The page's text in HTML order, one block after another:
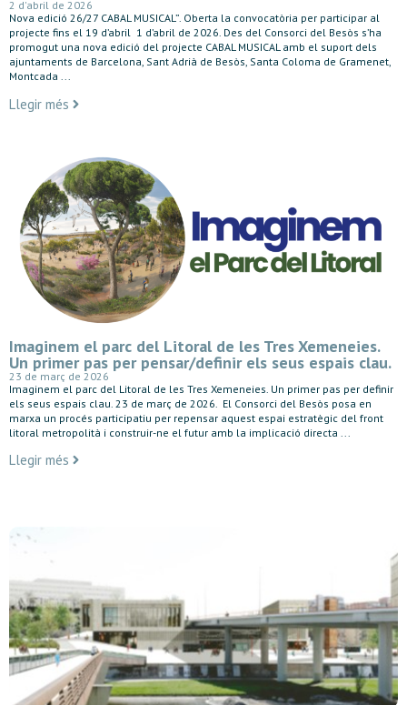
2 d'abril de 2026
Nova edició 26/27 CABAL MUSICAL”. Oberta la convocatòria per participar al
projecte fins el 19 d’abril 1 d’abril de 2026. Des del Consorci del Besòs s’ha
promogut una nova edició del projecte CABAL MUSICAL amb el suport dels
ajuntaments de Barcelona, Sant Adrià de Besòs, Santa Coloma de Gramenet,
Montcada ...
Llegir més
Imaginem el parc del Litoral de les Tres Xemeneies.
Un primer pas per pensar/definir els seus espais clau.
23 de març de 2026
Imaginem el parc del Litoral de les Tres Xemeneies. Un primer pas per definir
els seus espais clau. 23 de març de 2026. El Consorci del Besòs posa en
marxa un procés participatiu per repensar aquest espai estratègic del front
litoral metropolità i construir-ne el futur amb la implicació directa ...
Llegir més